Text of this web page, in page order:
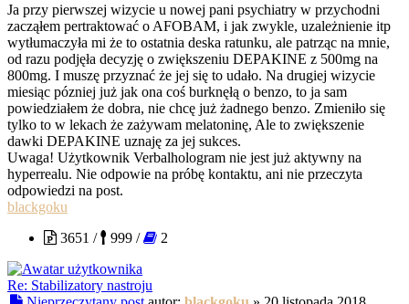
Ja przy pierwszej wizycie u nowej pani psychiatry w przychodni
zacząłem pertraktować o AFOBAM, i jak zwykle, uzależnienie itp
wytłumaczyła mi że to ostatnia deska ratunku, ale patrząc na mnie,
od razu podjęła decyzję o zwiększeniu DEPAKINE z 500mg na
800mg. I muszę przyznać że jej się to udało. Na drugiej wizycie
miesiąc pózniej już jak ona coś burknęłą o benzo, to ja sam
powiedziałem że dobra, nie chcę już żadnego benzo. Zmieniło się
tylko to w lekach że zażywam melatoninę, Ale to zwiększenie
dawki DEPAKINE uznaję za jej sukces.
Uwaga! Użytkownik Verbalhologram nie jest już aktywny na
hyperrealu. Nie odpowie na próbę kontaktu, ani nie przeczyta
odpowiedzi na post.
blackgoku
3651 /
999 / 2
Re: Stabilizatory nastroju